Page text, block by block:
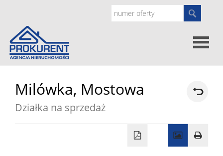
główna
Milówka, Mostowa
Działka na sprzedaż